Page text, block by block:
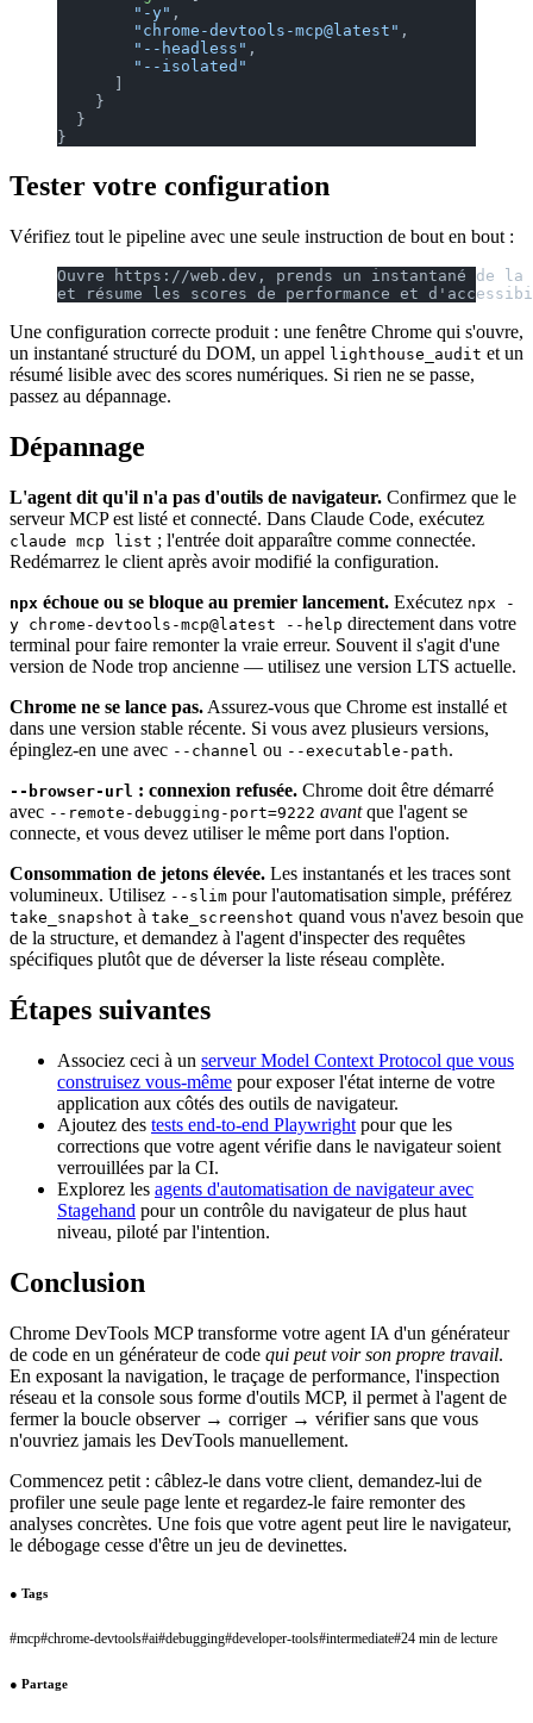
        "-y"
,
        "chrome-devtools-mcp@latest"
,
        "--headless"
,
        "--isolated"
    }
  }
}
Tester votre configuration
Vérifiez tout le pipeline avec une seule instruction de bout en bout :
Ouvre https://web.dev, prends un instantané de la
et résume les scores de performance et
Une configuration correcte produit : une fenêtre Chrome qui s'ouvre,
un instantané structuré du DOM, un appel lighthouse_audit et un
résumé lisible avec des scores numériques. Si rien ne se passe,
passez au dépannage.
Dépannage
L'agent dit qu'il n'a pas d'outils de navigateur. Confirmez que le
serveur MCP est listé et connecté. Dans Claude Code, exécutez
claude mcp list ; l'entrée doit apparaître comme connectée.
Redémarrez le client après avoir modifié la configuration.
npx échoue ou se bloque au premier lancement. Exécutez npx -
y chrome-devtools-mcp@latest --help directement dans votre
terminal pour faire remonter la vraie erreur. Souvent il s'agit d'une
version de Node trop ancienne — utilisez une version LTS actuelle.
Chrome ne se lance pas. Assurez-vous que Chrome est installé et
dans une version stable récente. Si vous avez plusieurs versions,
épinglez-en une avec --channel ou --executable-path.
--browser-url : connexion refusée. Chrome doit être démarré
avec --remote-debugging-port=9222 avantque l'agent se
connecte, et vous devez utiliser le même port dans l'option.
Consommation de jetons élevée. Les instantanés et les traces sont
volumineux. Utilisez --slim pour l'automatisation simple, préférez
take_snapshot à take_screenshot quand vous n'avez besoin que
de la structure, et demandez à l'agent d'inspecter des requêtes
spécifiques plutôt que de déverser la liste réseau complète.
Étapes suivantes
Associez ceci à un serveur Model Context Protocol que vous
construisez vous-même pour exposer l'état interne de votre
application aux côtés des outils de navigateur.
Ajoutez des tests end-to-end Playwright pour que les
corrections que votre agent vérifie dans le navigateur soient
verrouillées par la CI.
Explorez les agents d'automatisation de navigateur avec
Stagehand pour un contrôle du navigateur de plus haut
niveau, piloté par l'intention.
Conclusion
Chrome DevTools MCP transforme votre agent IA d'un générateur
de code en un générateur de code qui peut voir son propre travail.
En exposant la navigation, le traçage de performance, l'inspection
réseau et la console sous forme d'outils MCP, il permet à l'agent de
fermer la boucle observer → corriger → vérifier sans que vous
n'ouvriez jamais les DevTools manuellement.
Commencez petit : câblez-le dans votre client, demandez-lui de
profiler une seule page lente et regardez-le faire remonter des
analyses concrètes. Une fois que votre agent peut lire le navigateur,
le débogage cesse d'être un jeu de devinettes.
● Tags
#mcp#chrome-devtools#ai#debugging#developer-tools#intermediate#24 min de lecture
● Partage